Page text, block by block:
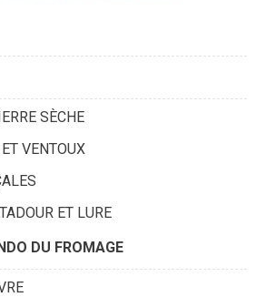
SÈCHE
VENTOUX
ET LURE
DU FROMAGE